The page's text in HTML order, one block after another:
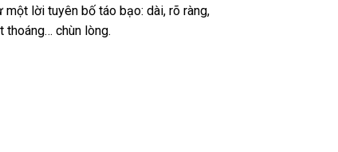
lời tuyên bố táo bạo: dài, rõ ràng,
thoáng… chùn lòng.